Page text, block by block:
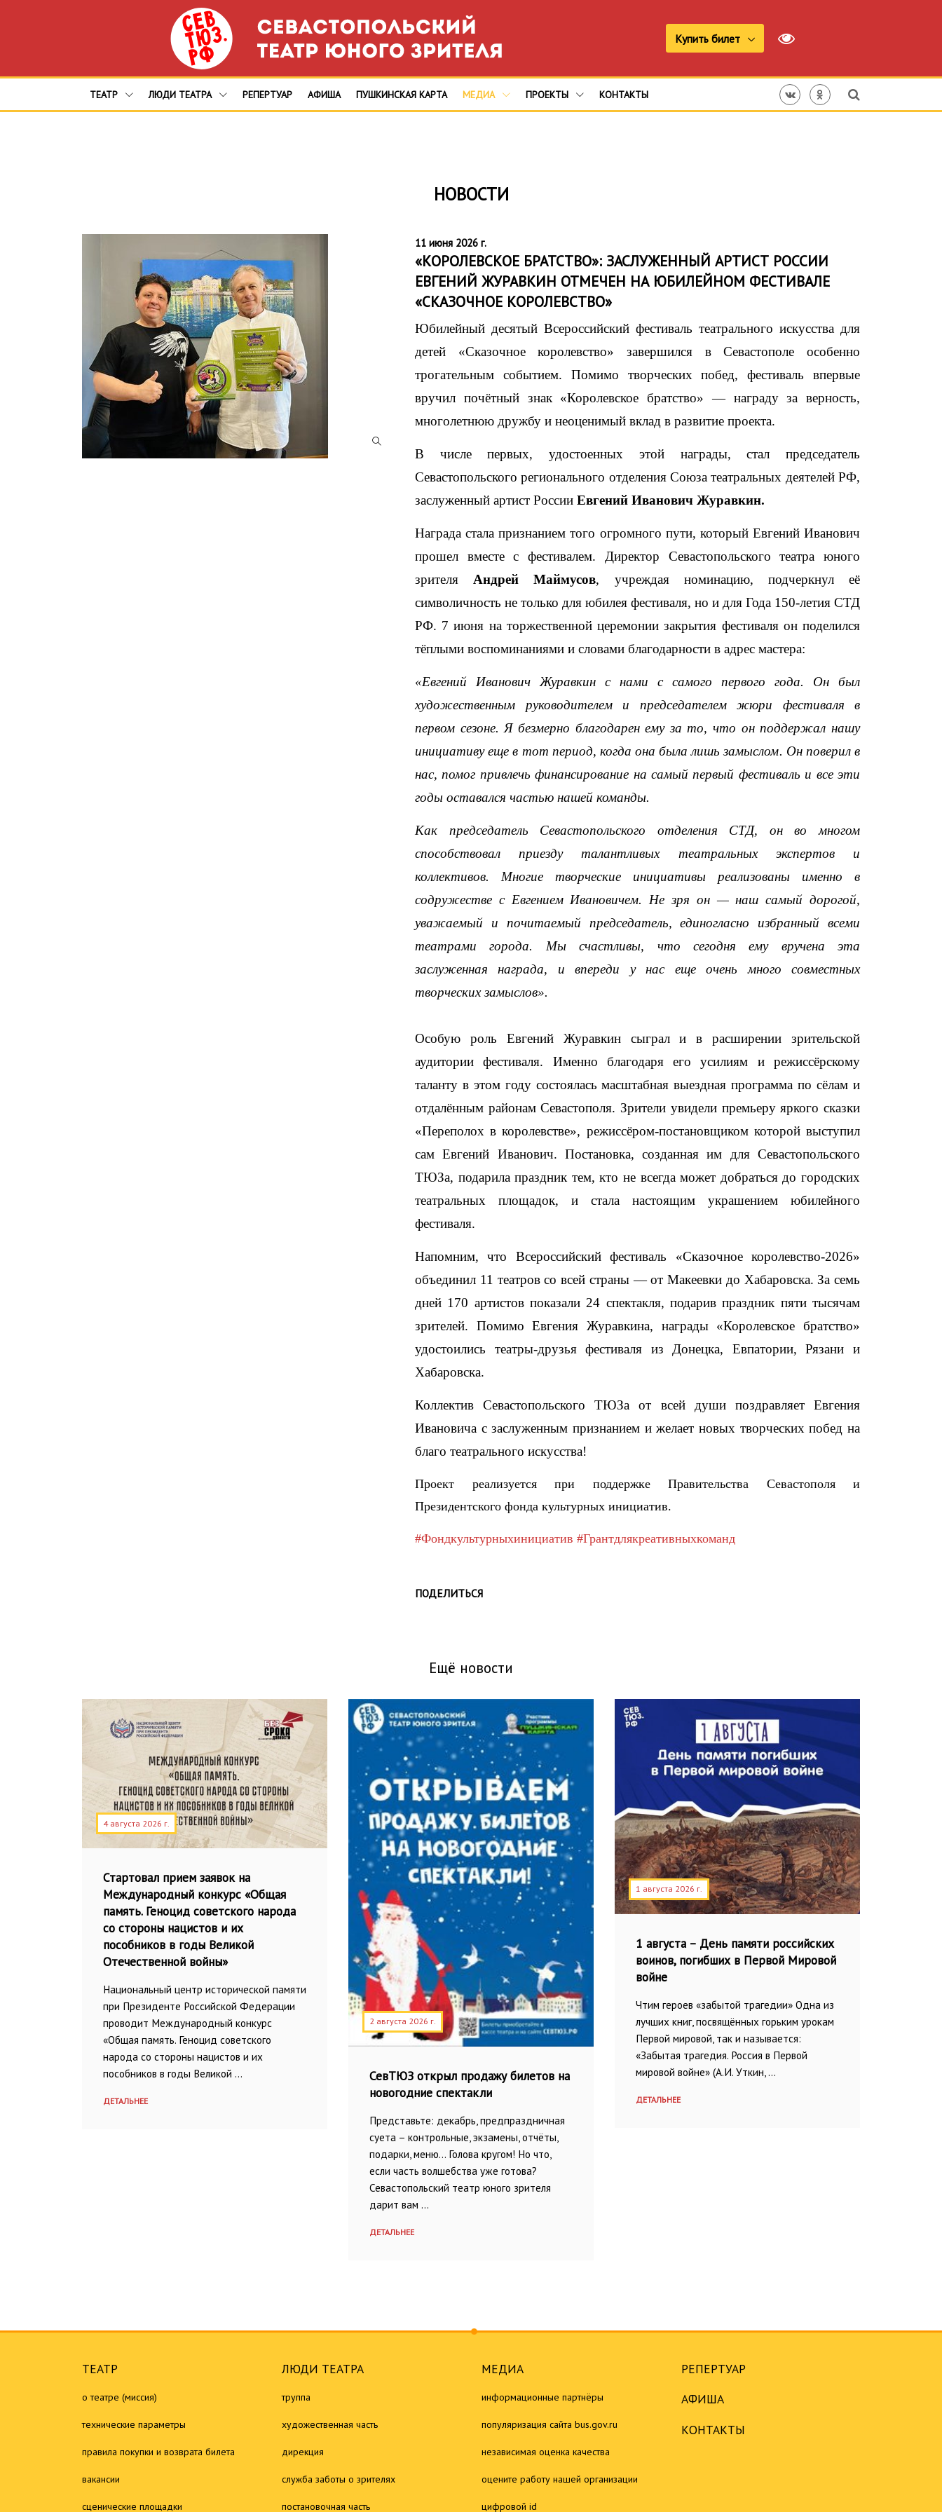
Купить билет
ТЕАТР ЛЮДИ ТЕАТРА РЕПЕРТУАР АФИША ПУШКИНСКАЯ КАРТА МЕДИА ПРОЕКТЫ КОНТАКТЫ
НОВОСТИ
11 июня 2026 г.
«КОРОЛЕВСКОЕ БРАТСТВО»: ЗАСЛУЖЕННЫЙ АРТИСТ РОССИИ
ЕВГЕНИЙ ЖУРАВКИН ОТМЕЧЕН НА ЮБИЛЕЙНОМ ФЕСТИВАЛЕ
«СКАЗОЧНОЕ КОРОЛЕВСТВО»
Юбилейный десятый Всероссийский фестиваль театрального искусства для
детей «Сказочное королевство» завершился в Севастополе особенно
трогательным событием. Помимо творческих побед, фестиваль впервые
вручил почётный знак «Королевское братство» — награду за верность,
многолетнюю дружбу и неоценимый вклад в развитие проекта.
В числе первых, удостоенных этой награды, стал председатель
Севастопольского регионального отделения Союза театральных деятелей РФ,
заслуженный артист России Евгений Иванович Журавкин.
Награда стала признанием того огромного пути, который Евгений Иванович
прошел вместе с фестивалем. Директор Севастопольского театра юного
зрителя Андрей Маймусов, учреждая номинацию, подчеркнул её
символичность не только для юбилея фестиваля, но и для Года 150-летия СТД
РФ. 7 июня на торжественной церемонии закрытия фестиваля он поделился
тёплыми воспоминаниями и словами благодарности в адрес мастера:
«Евгений Иванович Журавкин с нами с самого первого года. Он был
художественным руководителем и председателем жюри фестиваля в
первом сезоне. Я безмерно благодарен ему за то, что он поддержал нашу
инициативу еще в тот период, когда она была лишь замыслом. Он поверил в
нас, помог привлечь финансирование на самый первый фестиваль и все эти
годы оставался частью нашей команды.
Как председатель Севастопольского отделения СТД, он во многом
способствовал приезду талантливых театральных экспертов и
коллективов. Многие творческие инициативы реализованы именно в
содружестве с Евгением Ивановичем. Не зря он — наш самый дорогой,
уважаемый и почитаемый председатель, единогласно избранный всеми
театрами города. Мы счастливы, что сегодня ему вручена эта
заслуженная награда, и впереди у нас еще очень много совместных
творческих замыслов».
Особую роль Евгений Журавкин сыграл и в расширении зрительской
аудитории фестиваля. Именно благодаря его усилиям и режиссёрскому
таланту в этом году состоялась масштабная выездная программа по сёлам и
отдалённым районам Севастополя. Зрители увидели премьеру яркого сказки
«Переполох в королевстве», режиссёром-постановщиком которой выступил
сам Евгений Иванович. Постановка, созданная им для Севастопольского
ТЮЗа, подарила праздник тем, кто не всегда может добраться до городских
театральных площадок, и стала настоящим украшением юбилейного
фестиваля.
Напомним, что Всероссийский фестиваль «Сказочное королевство-2026»
объединил 11 театров со всей страны — от Макеевки до Хабаровска. За семь
дней 170 артистов показали 24 спектакля, подарив праздник пяти тысячам
зрителей. Помимо Евгения Журавкина, награды «Королевское братство»
удостоились театры-друзья фестиваля из Донецка, Евпатории, Рязани и
Хабаровска.
Коллектив Севастопольского ТЮЗа от всей души поздравляет Евгения
Ивановича с заслуженным признанием и желает новых творческих побед на
благо театрального искусства!
Проект реализуется при поддержке Правительства Севастополя и
Президентского фонда культурных инициатив.
#Фондкультурныхинициатив #Грантдлякреативныхкоманд
ПОДЕЛИТЬСЯ
Ещё новости
4 августа 2026 г.
Стартовал прием заявок на
Международный конкурс «Общая
память. Геноцид советского народа
со стороны нацистов и их
пособников в годы Великой
Отечественной войны»
Национальный центр исторической памяти
при Президенте Российской Федерации
проводит Международный конкурс
«Общая память. Геноцид советского
народа со стороны нацистов и их
пособников в годы Великой …
ДЕТАЛЬНЕЕ
2 августа 2026 г.
СевТЮЗ открыл продажу билетов на
новогодние спектакли
Представьте: декабрь, предпраздничная
суета – контрольные, экзамены, отчёты,
подарки, меню… Голова кругом! Но что,
если часть волшебства уже готова?
Севастопольский театр юного зрителя
дарит вам …
ДЕТАЛЬНЕЕ
1 августа 2026 г.
1 августа – День памяти российских
воинов, погибших в Первой Мировой
войне
Чтим героев «забытой трагедии» Одна из
лучших книг, посвящённых горьким урокам
Первой мировой, так и называется:
«Забытая трагедия. Россия в Первой
мировой войне» (А.И. Уткин, …
ДЕТАЛЬНЕЕ
ТЕАТР
о театре (миссия)
технические параметры
правила покупки и возврата билета
вакансии
сценические площадки
ЛЮДИ ТЕАТРА
труппа
художественная часть
дирекция
служба заботы о зрителях
постановочная часть
МЕДИА
информационные партнёры
популяризация сайта bus.gov.ru
независимая оценка качества
оцените работу нашей организации
цифровой id
РЕПЕРТУАР
АФИША
КОНТАКТЫ